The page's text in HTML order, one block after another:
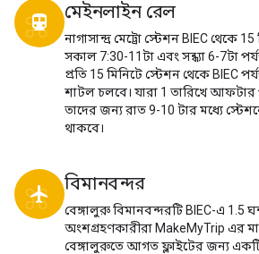
directions_transit মেইনলাইন রেল
নাগাসান্দ্র মেট্রো স্টেশন BIEC থেকে 15
সকাল 7:30-11টা এবং সন্ধ্যা 6-7টা
প্রতি 15 মিনিটে স্টেশন থেকে BIEC
শাটল চলবে। যারা 1 তারিখে আফটার
তাদের জন্য রাত 9-10 টার মধ্যে
থাকবে।
local_airport বিমানবন্দর
বেঙ্গালুরু বিমানবন্দরটি BIEC-এ 1.5
অংশগ্রহণকারীরা MakeMyTrip এর
বেঙ্গালুরুতে আগত ফ্লাইটের জন্য